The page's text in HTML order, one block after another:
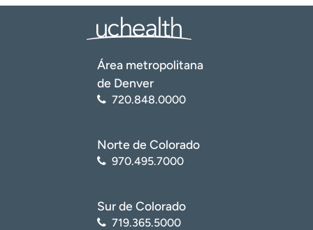
Área metropolitana
de Denver
720.848.0000
Norte de Colorado
970.495.7000
Sur de Colorado
719.365.5000